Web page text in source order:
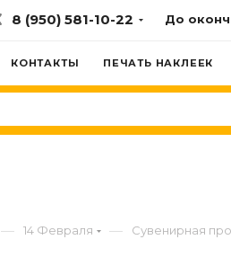
8 (950) 581-10-22 До
КОНТАКТЫ ПЕЧАТЬ НАКЛЕЕК
— 14 Февраля — Сувенирная